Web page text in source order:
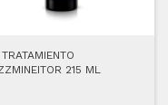
215 ML